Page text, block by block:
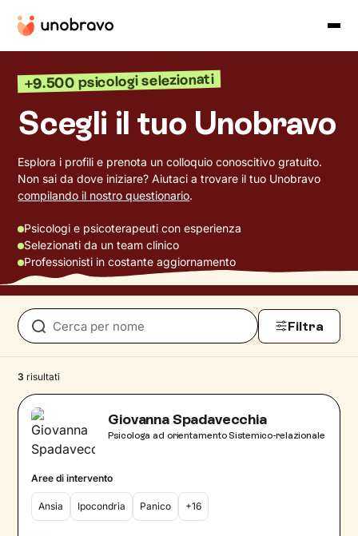
+9.500 psicologi selezionati
Scegli il tuo Unobravo
Esplora i profili e prenota un colloquio conoscitivo gratuito.
Non sai da dove iniziare? Aiutaci a trovare il tuo Unobravo
compilando il nostro questionario.
Psicologi e psicoterapeuti con esperienza
Selezionati da un team clinico
Professionisti in costante aggiornamento
Filtra
3 risultati
Giovanna Spadavecchia
Psicologa ad orientamento Sistemico-relazionale
Aree di intervento
Ansia Ipocondria Panico +16